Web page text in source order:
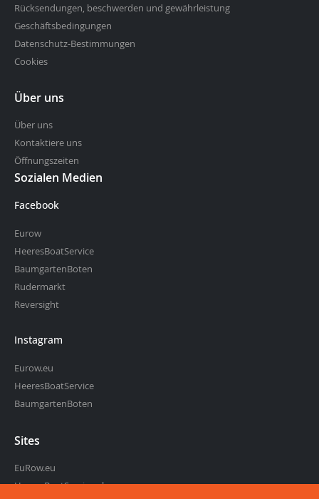
Rücksendungen, beschwerden und gewährleistung
Geschäftsbedingungen
Datenschutz-Bestimmungen
Cookies
Über uns
Über uns
Kontaktiere uns
Öffnungszeiten
Sozialen Medien
Facebook
Eurow
HeeresBoatService
BaumgartenBoten
Rudermarkt
Reversight
Instagram
Eurow.eu
HeeresBoatService
BaumgartenBoten
Sites
EuRow.eu
HeeresBoatService.nl